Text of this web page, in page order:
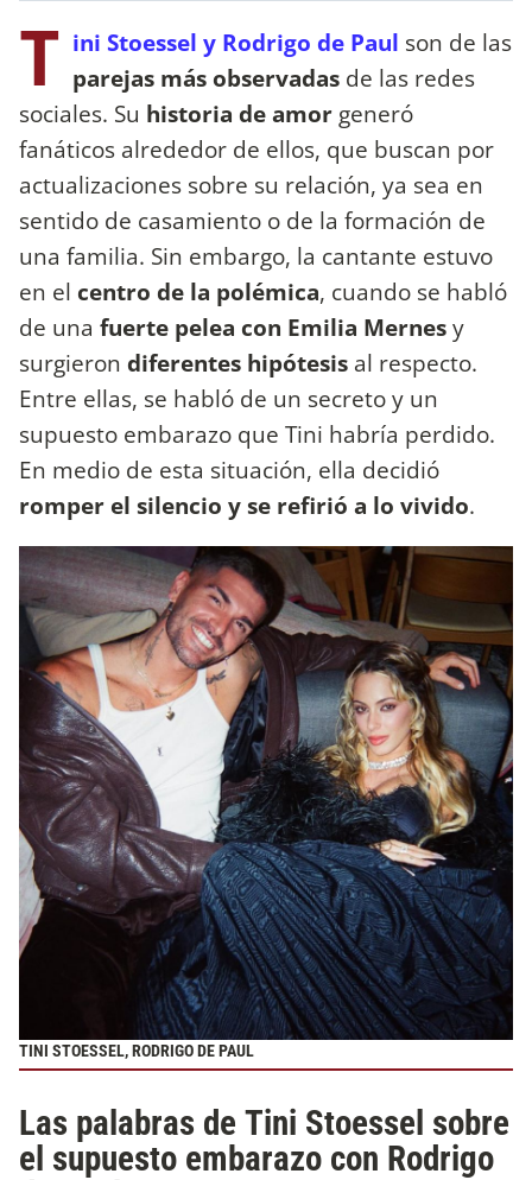
T ini Stoessel y Rodrigo de Paul son de las
parejas más observadas de las redes
sociales. Su historia de amor generó
fanáticos alrededor de ellos, que buscan por
actualizaciones sobre su relación, ya sea en
sentido de casamiento o de la formación de
una familia. Sin embargo, la cantante estuvo
en el centro de la polémica, cuando se habló
de una fuerte pelea con Emilia Mernesy
surgieron diferentes hipótesis al respecto.
Entre ellas, se habló de un secreto y un
supuesto embarazo que Tini habría perdido.
En medio de esta situación, ella decidió
romper el silencio y se refirió a lo vivido.
TINI STOESSEL, RODRIGO DE PAUL
Las palabras de Tini Stoessel sobre
el supuesto embarazo con Rodrigo